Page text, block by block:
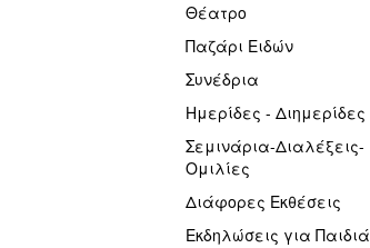
Θέατρο
Παζάρι Ειδών
Συνέδρια
Ημερίδες - Διημερίδες
Σεμινάρια-Διαλέξεις-
Ομιλίες
Διάφορες Εκθέσεις
Εκδηλώσεις για Παιδιά